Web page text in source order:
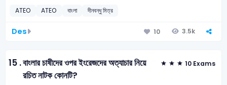
ATEO ATEO বাংলা দীনবন্ধু মিত্র
Des 10 3.5k
15 .বাংলার চাষীদের ওপর ইংরেজদের অত্যাচার নিয়ে
রচিত নাটক কোনটি?
10 Exams